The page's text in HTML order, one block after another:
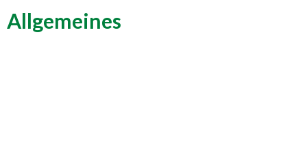
Allgemeines